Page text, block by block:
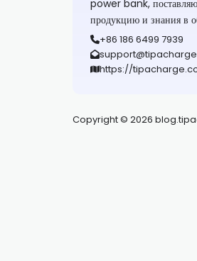
power bank,
продукцию и знания в
+86 186 6499 7939
https://
Copyright © 2026